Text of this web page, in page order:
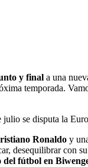
y final a una
temporada.
se disputa la
Ronaldo y
desequilibrar con
fútbol en